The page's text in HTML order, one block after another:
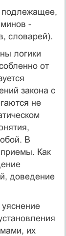
подлежащее,
-
словарей).
логики
от
закона с
не
В
Как
доведение
их